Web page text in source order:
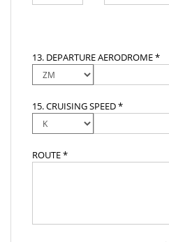
13. DEPARTURE AERODROME *
15. CRUISING SPEED *
ROUTE *